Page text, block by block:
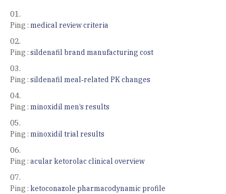
Ping : medical review criteria
Ping : sildenafil brand manufacturing cost
Ping : sildenafil meal‑related PK changes
Ping : minoxidil men’s results
Ping : minoxidil trial results
Ping : acular ketorolac clinical overview
Ping : ketoconazole pharmacodynamic profile